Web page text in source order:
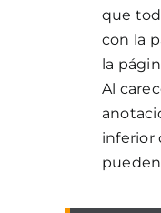
que
con la
la
Al
inferior